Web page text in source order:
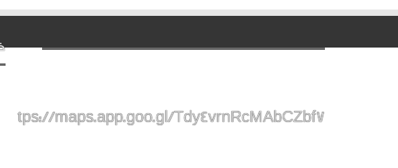
tps://maps.app.goo.gl/Tdy4vrnRcMAbCZbf7